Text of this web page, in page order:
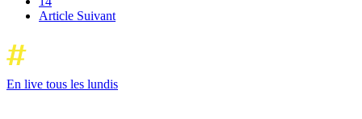
Article Suivant
En live tous les lundis